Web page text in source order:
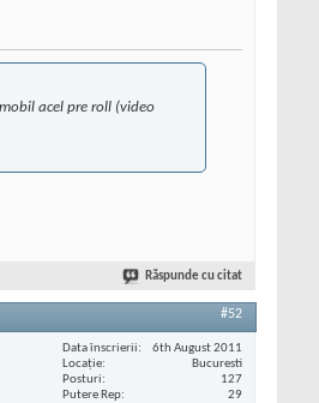
acel pre roll (video
Răspunde cu citat
#52
Data înscrierii
6th August 2011
Locaţie
Bucuresti
Posturi
127
Putere Rep
29